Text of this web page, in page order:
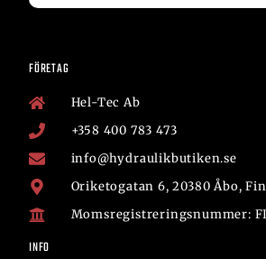
FÖRETAG
Hel-Tec Ab
+358 400 783 473
info@hydraulikbutiken.se
Oriketogatan 6, 20380 Åbo,
Momsregistreringsnummer:
INFO